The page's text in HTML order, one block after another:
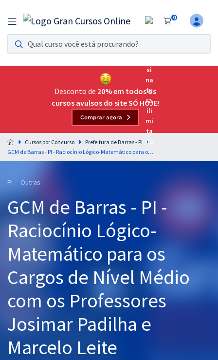
0
Assinatura Ilimitada 11
Acesso a todos os cursos. Teste grátis por 7 dias!
Assinatura OAB Até Passar
Acesso ilimitado a toda preparação para o Exame da
Residências Multiprofissionais
Preparação completa e intensiva para as principais
residências em saúde do Brasil
Cursos 20% OFF
Pós
Graduação
OAB
Questões grátis
Desconto de 20% em todos os
cursos avulsos do site SÓ HOJE!
Comprar agora
Cursos por Concurso
Prefeitura de Barras - PI
GCM de Barras - PI - Raciocínio Lógico-Matemático para os Cargos de Nível Médio com os Professores Josimar Padilha e Marcelo Leite
PI - Outras
GCM de Barras - PI -
Raciocínio Lógico-
Matemático para os
Cargos de Nível Médio
com os Professores
Josimar Padilha e
Marcelo Leite